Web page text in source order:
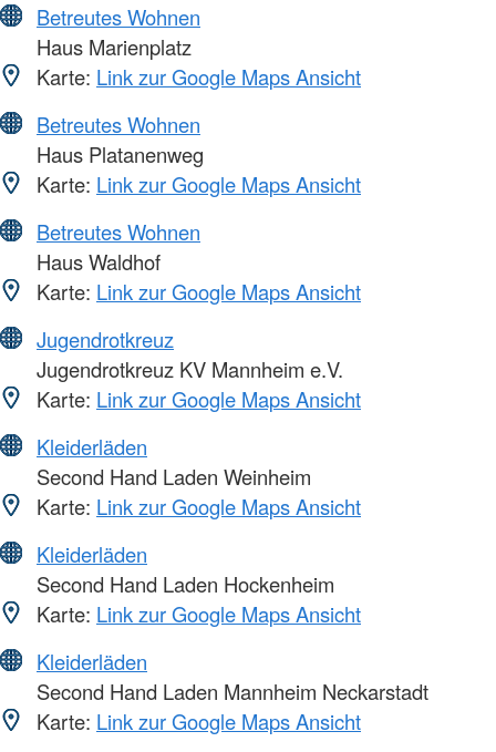
Betreutes Wohnen
Haus Marienplatz
Karte: Link zur Google Maps Ansicht
Betreutes Wohnen
Haus Platanenweg
Karte: Link zur Google Maps Ansicht
Betreutes Wohnen
Haus Waldhof
Karte: Link zur Google Maps Ansicht
Jugendrotkreuz
Jugendrotkreuz KV Mannheim e.V.
Karte: Link zur Google Maps Ansicht
Kleiderläden
Second Hand Laden Weinheim
Karte: Link zur Google Maps Ansicht
Kleiderläden
Second Hand Laden Hockenheim
Karte: Link zur Google Maps Ansicht
Kleiderläden
Second Hand Laden Mannheim Neckarstadt
Karte: Link zur Google Maps Ansicht